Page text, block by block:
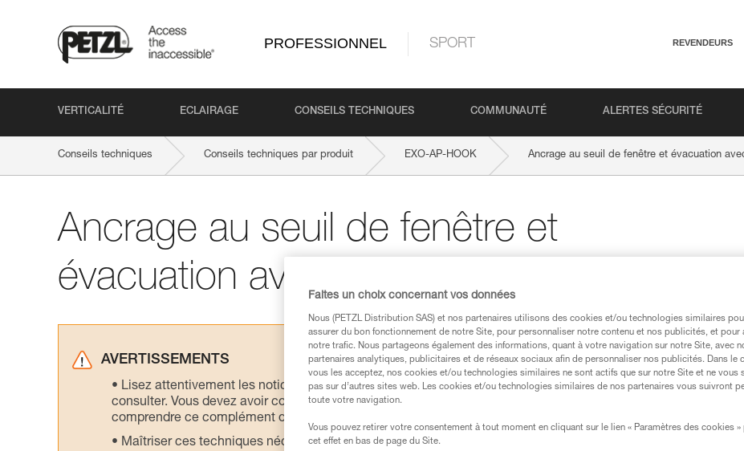
PROFESSIONNEL SPORT REVENDEURS
VERTICALITÉ ECLAIRAGE CONSEILS TECHNIQUES COMMUNAUTÉ ALERTES SÉCURITÉ
Conseils techniques Conseils techniques par produit EXO-AP-HOOK Ancrage au seuil de fenêtre et évacuation
Ancrage au seuil de fenêtre et
évacuation avec EXO
AVERTISSEMENTS
Lisez attentivement les notices techniques des produits utilisés dans ce conseil avant de le
consulter. Vous devez avoir compris les informations de la notice technique pour pouvoir
comprendre ce complément d’informations.
Maîtriser ces techniques nécessite une formation et un entraînement spécifique. Validez avec
Faites un choix concernant vos données
Nous (PETZL Distribution SAS) et nos partenaires utilisons des cookies et/ou technologies similaires
assurer du bon fonctionnement de notre Site, pour personnaliser notre contenu et nos publicités, et pour
notre trafic. Nous partageons également des informations, quant à votre navigation sur notre Site, avec
partenaires analytiques, publicitaires et de réseaux sociaux afin de personnaliser nos publicités. Dans le
vous les acceptez, nos cookies et/ou technologies similaires ne sont actifs que sur notre Site et ne vous
pas sur d’autres sites web. Les cookies et/ou technologies similaires de nos partenaires vous suivront
toute votre navigation.
Vous pouvez retirer votre consentement à tout moment en cliquant sur le lien « Paramètres des cookies »
cet effet en bas de page du Site.